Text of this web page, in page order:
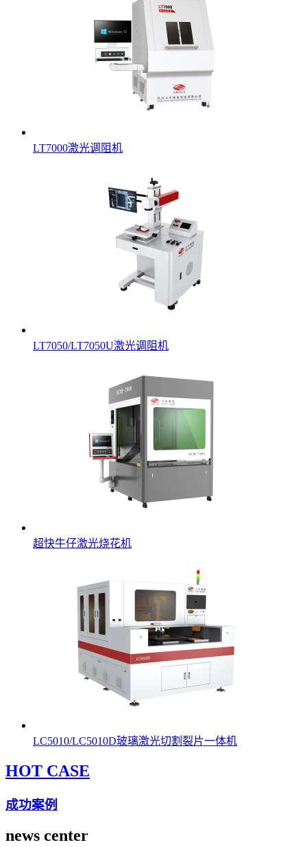
LT7000激光调阻机
LT7050/LT7050U激光调阻机
超快牛仔激光烧花机
LC5010/LC5010D玻璃激光切割裂片一体机
HOT CASE
成功案例
news center